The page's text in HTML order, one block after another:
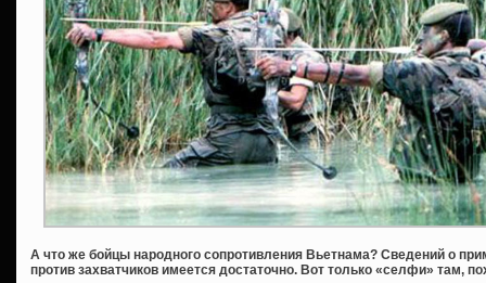
А что же бойцы народного сопротивления Вьетнама? Сведений о
против захватчиков имеется достаточно. Вот только «селфи» там,